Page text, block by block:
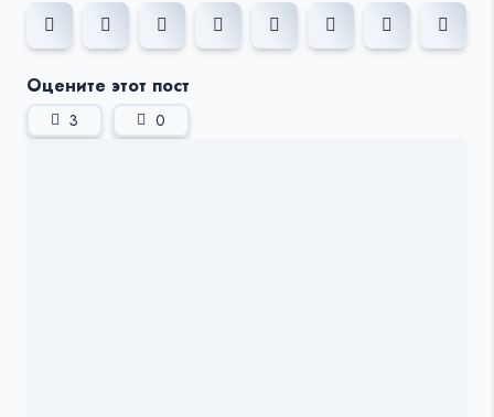
Оцените этот пост
3 0